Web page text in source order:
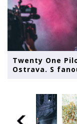
Twenty One
Ostrava. S